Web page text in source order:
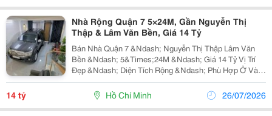
Nhà Rộng Quận 7 5×24M, Gần Nguyễn Thị
Thập & Lâm Văn Bền, Giá 14 Tỷ
Bán Nhà Quận 7 &Ndash; Nguyễn Thị Thập Lâm Văn
Bền &Ndash; 5&Times;24M &Ndash; Giá 14 Tỷ Vị Trí
Đẹp &Ndash; Diện Tích Rộng &Ndash; Phù Hợp Ở Và
Đầu Tư Căn Nhà Tọa Lạc Tại Khu Vực Nguyễn Thị Thập
&Ndash; Lâm Văn Bền, Quận 7, Nơi Có Hạ Tầng Phát...
14 tỷ Hồ Chí Minh 26/07/2026